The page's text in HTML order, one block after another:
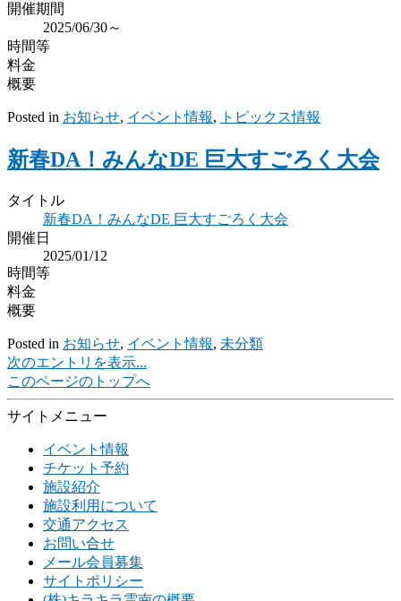
開催期間
2025/06/30～
時間等
料金
概要
Posted in お知らせ, イベント情報, トピックス情報
新春DA！みんなDE 巨大すごろく大会
タイトル
新春DA！みんなDE 巨大すごろく大会
開催日
2025/01/12
時間等
料金
概要
Posted in お知らせ, イベント情報, 未分類
次のエントリを表示...
このページのトップへ
サイトメニュー
イベント情報
チケット予約
施設紹介
施設利用について
交通アクセス
お問い合せ
メール会員募集
サイトポリシー